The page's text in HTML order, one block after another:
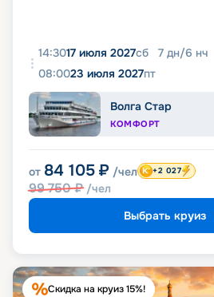
14:3017 июля 2027сб 7 дн/6 нч
08:0023 июля 2027пт
Волга Стар
КОМФОРТ
от 84 105 ₽ /чел
99 750₽ /чел
+2 027
Выбрать круиз
Скидка на круиз 15%!